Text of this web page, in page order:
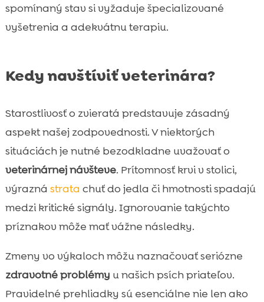
spomínaný stav si vyžaduje špecializované
vyšetrenia a adekvátnu terapiu.
Kedy navštíviť veterinára?
Starostlivosť o zvieratá predstavuje zásadný
aspekt našej zodpovednosti. V niektorých
situáciách je nutné bezodkladne uvažovať o
veterinárnej návšteve. Prítomnosť krvi v stolici,
výrazná strata chuť do jedla či hmotnosti spadajú
medzi kritické signály. Ignorovanie takýchto
príznakov môže mať vážne následky.
Zmeny vo výkaloch môžu naznačovať seriózne
zdravotné problémy u našich psích priateľov.
Pravidelné prehliadky sú esenciálne nie len ako